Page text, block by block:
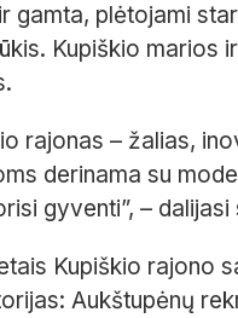
gamta, plėtojami
Kupiškio marios
rajonas – žalias,
derinama su
gyventi”, –
Kupiškio rajono
Aukštupėnų